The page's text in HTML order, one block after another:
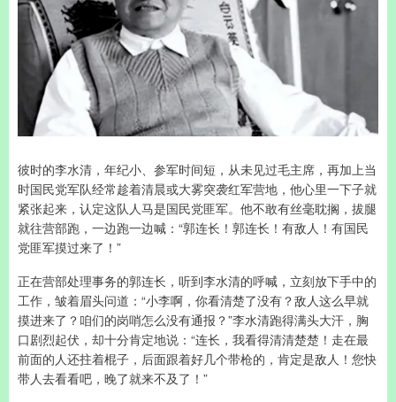
彼时的李水清，年纪小、参军时间短，从未见过毛主席，再加上当
时国民党军队经常趁着清晨或大雾突袭红军营地，他心里一下子就
紧张起来，认定这队人马是国民党匪军。他不敢有丝毫耽搁，拔腿
就往营部跑，一边跑一边喊：“郭连长！郭连长！有敌人！有国民
党匪军摸过来了！”
正在营部处理事务的郭连长，听到李水清的呼喊，立刻放下手中的
工作，皱着眉头问道：“小李啊，你看清楚了没有？敌人这么早就
摸进来了？咱们的岗哨怎么没有通报？”李水清跑得满头大汗，胸
口剧烈起伏，却十分肯定地说：“连长，我看得清清楚楚！走在最
前面的人还拄着棍子，后面跟着好几个带枪的，肯定是敌人！您快
带人去看看吧，晚了就来不及了！”